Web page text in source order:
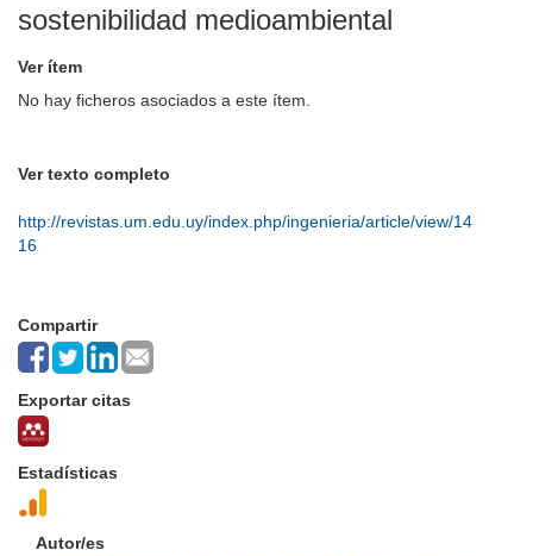
sostenibilidad medioambiental
Ver ítem
No hay ficheros asociados a este ítem.
Ver texto completo
http://revistas.um.edu.uy/index.php/ingenieria/article/view/14
16
Compartir
Exportar citas
Estadísticas
Autor/es